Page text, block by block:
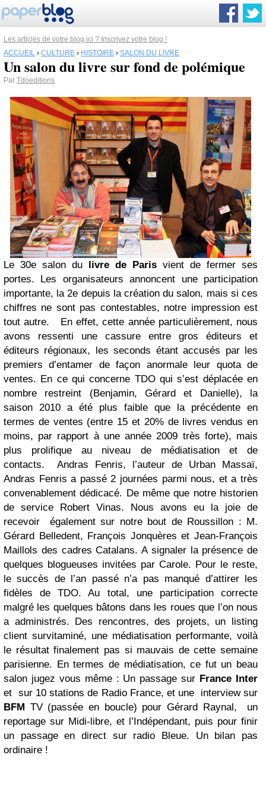
Les articles de votre blog ici ? Inscrivez votre blog !
ACCUEIL › CULTURE › HISTOIRE › SALON DU LIVRE
Un salon du livre sur fond de polémique
Par Tdoeditions
Le 30e salon du livre de Paris vient de fermer ses
portes. Les organisateurs annoncent une participation
importante, la 2e depuis la création du salon, mais si ces
chiffres ne sont pas contestables, notre impression est
tout autre. En effet, cette année particulièrement, nous
avons ressenti une cassure entre gros éditeurs et
éditeurs régionaux, les seconds étant accusés par les
premiers d’entamer de façon anormale leur quota de
ventes. En ce qui concerne TDO qui s’est déplacée en
nombre restreint (Benjamin, Gérard et Danielle), la
saison 2010 a été plus faible que la précédente en
termes de ventes (entre 15 et 20% de livres vendus en
moins, par rapport à une année 2009 très forte), mais
plus prolifique au niveau de médiatisation et de
contacts. Andras Fenris, l’auteur de Urban Massaï,
Andras Fenris a passé 2 journées parmi nous, et a très
convenablement dédicacé. De même que notre historien
de service Robert Vinas. Nous avons eu la joie de
recevoir également sur notre bout de Roussillon : M.
Gérard Belledent, François Jonquères et Jean-François
Maillols des cadres Catalans. A signaler la présence de
quelques blogueuses invitées par Carole. Pour le reste,
le succès de l’an passé n’a pas manqué d’attirer les
fidèles de TDO. Au total, une participation correcte
malgré les quelques bâtons dans les roues que l’on nous
a administrés. Des rencontres, des projets, un listing
client survitaminé, une médiatisation performante, voilà
le résultat finalement pas si mauvais de cette semaine
parisienne. En termes de médiatisation, ce fut un beau
salon jugez vous même : Un passage sur France Inter
et sur 10 stations de Radio France, et une interview sur
BFM TV (passée en boucle) pour Gérard Raynal, un
reportage sur Midi-libre, et l’Indépendant, puis pour finir
un passage en direct sur radio Bleue. Un bilan pas
ordinaire !